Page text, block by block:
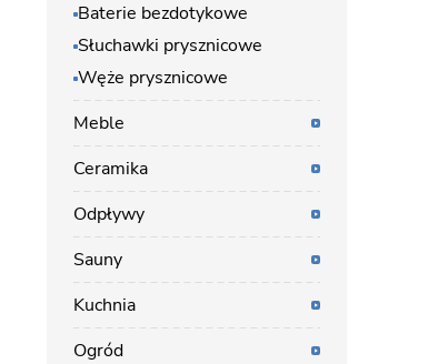
Baterie bezdotykowe
Słuchawki prysznicowe
Węże prysznicowe
Meble
Ceramika
Odpływy
Sauny
Kuchnia
Ogród